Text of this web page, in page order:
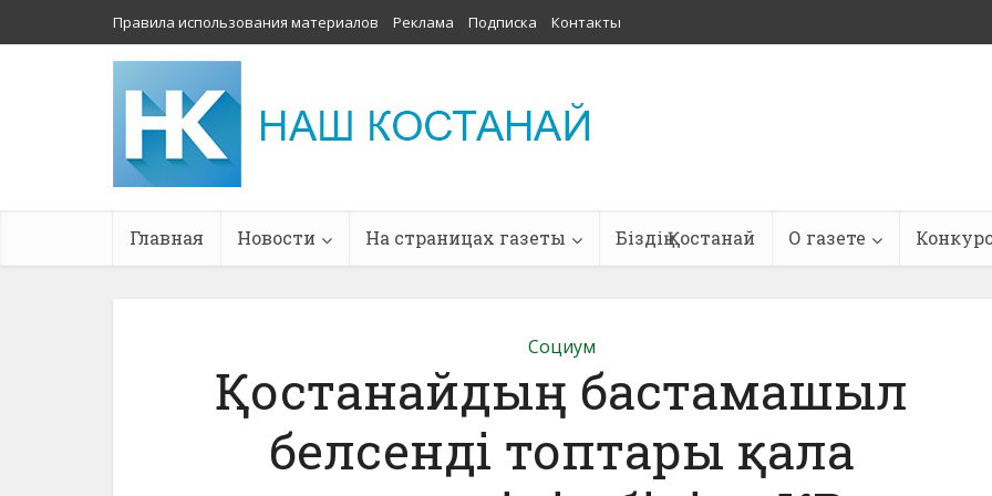
Правила использования материалов Реклама Подписка Контакты
Главная Новости На страницах газеты Біздің Қостанай О газете
Социум
Қостанайдың бастамашыл
белсенді топтары қала